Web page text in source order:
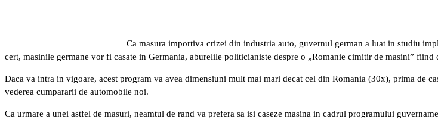
Ca masura importiva crizei din industria auto, guvernul german a luat in studiu
cert, masinile germane vor fi casate in Germania, aburelile politicianiste despre o „Romanie cimitir de masini” fiind
Daca va intra in vigoare, acest program va avea dimensiuni mult mai mari decat cel din Romania (30x), prima de
vederea cumpararii de automobile noi.
Ca urmare a unei astfel de masuri, neamtul de rand va prefera sa isi caseze masina in cadrul programului